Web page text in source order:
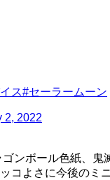
ス#セーラームーン
2, 2022
ンボール色紙、
コよさに今後のミ